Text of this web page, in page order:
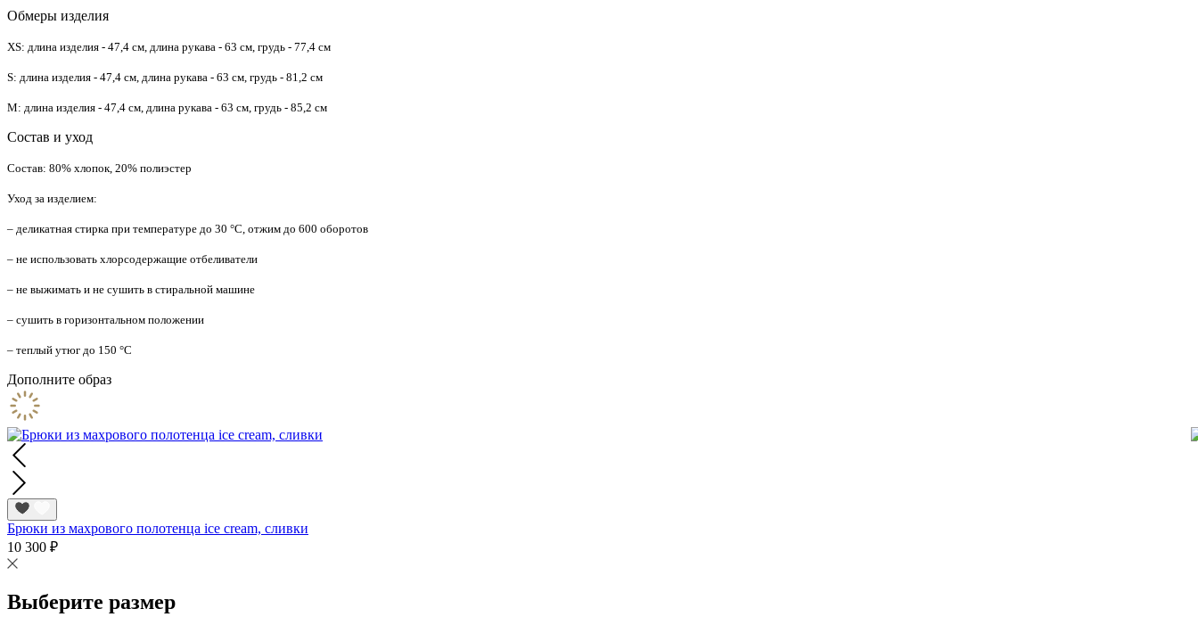
Обмеры изделия
XS: длина изделия - 47,4 см, длина рукава - 63 см, грудь - 77,4 см
S: длина изделия - 47,4 см, длина рукава - 63 см, грудь - 81,2 см
M: длина изделия - 47,4 см, длина рукава - 63 см, грудь - 85,2 см
Состав и уход
Состав: 80% хлопок, 20% полиэстер
Уход за изделием:
– деликатная стирка при температуре до 30 °C, отжим до 600 оборотов
– не использовать хлорсодержащие отбеливатели
– не выжимать и не сушить в стиральной машине
– сушить в горизонтальном положении
– теплый утюг до 150 °C
Дополните образ
Брюки из махрового полотенца ice cream, сливки
10 300 ₽
Выберите размер